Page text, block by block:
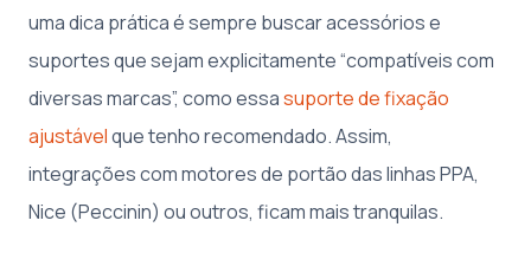
uma dica prática é sempre buscar acessórios e
suportes que sejam explicitamente “compatíveis com
diversas marcas”, como essasuporte de fixação
ajustávelque tenho recomendado. Assim,
integrações com motores de portão das linhas PPA,
Nice (Peccinin) ou outros, ficam mais tranquilas.